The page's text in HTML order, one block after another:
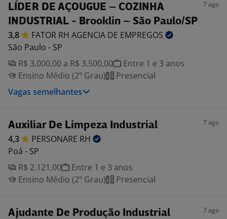
LÍDER DE AÇOUGUE – COZINHA
INDUSTRIAL - Brooklin – São Paulo/SP
7 ago
3,8 FATOR RH AGENCIA DE EMPREGOS
São Paulo - SP
R$ 3.000,00 a R$ 3.500,00
Entre 1 e 3 anos
Ensino Médio (2º Grau)
Presencial
Vagas semelhantes
Auxiliar De Limpeza Industrial 7 ago
4,3 PERSONARE RH
Poá - SP
R$ 2.121,00
Entre 1 e 3 anos
Ensino Médio (2º Grau)
Presencial
Ajudante De Produção Industrial
7 ago